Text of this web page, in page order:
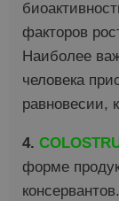
факторов
Наиболее
человека
равновесии,
4.
форме